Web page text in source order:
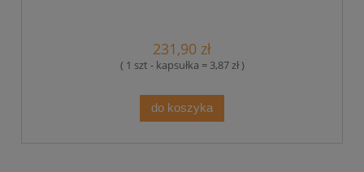
231,90 zł
( 1 szt - kapsułka = 3,87 zł )
do koszyka